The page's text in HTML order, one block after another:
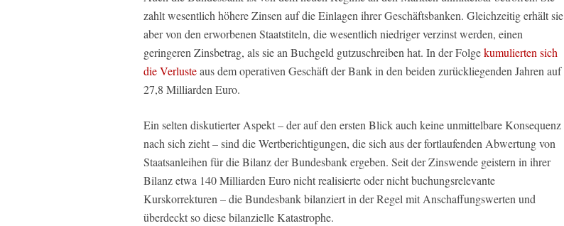
zahlt wesentlich höhere Zinsen auf die Einlagen ihrer Geschäftsbanken. Gleichzeitig erhält sie
aber von den erworbenen Staatstiteln, die wesentlich niedriger verzinst werden, einen
geringeren Zinsbetrag, als sie an Buchgeld gutzuschreiben hat. In der Folgekumulierten sich
die Verlusteaus dem operativen Geschäft der Bank in den beiden zurückliegenden Jahren auf
27,8 Milliarden Euro.
Ein selten diskutierter Aspekt – der auf den ersten Blick auch keine unmittelbare Konsequenz
nach sich zieht – sind die Wertberichtigungen, die sich aus der fortlaufenden Abwertung von
Staatsanleihen für die Bilanz der Bundesbank ergeben. Seit der Zinswende geistern in ihrer
Bilanz etwa 140 Milliarden Euro nicht realisierte oder nicht buchungsrelevante
Kurskorrekturen – die Bundesbank bilanziert in der Regel mit Anschaffungswerten und
überdeckt so diese bilanzielle Katastrophe.